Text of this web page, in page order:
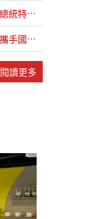
【1150212家總新聞稿】回應總統特赦高齡母親照顧者一案與四項呼籲
【1141219家總新聞稿】家總攜手國北護探討長照3.0「共融照顧圈」的創新實踐
閱讀更多